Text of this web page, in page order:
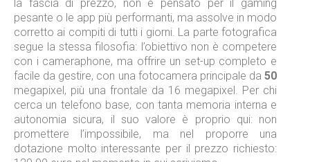
la fascia di prezzo, non è pensato per il gaming
pesante o le app più performanti, ma assolve in modo
corretto ai compiti di tutti i giorni. La parte fotografica
segue la stessa filosofia: l’obiettivo non è competere
con i cameraphone, ma offrire un set-up completo e
facile da gestire, con una fotocamera principale da 50
megapixel, più una frontale da 16 megapixel. Per chi
cerca un telefono base, con tanta memoria interna e
autonomia sicura, il suo valore è proprio qui: non
promettere l’impossibile, ma nel proporre una
dotazione molto interessante per il prezzo richiesto: